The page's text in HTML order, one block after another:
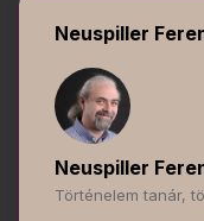
Neuspiller
Neuspiller
Történelem tanár,